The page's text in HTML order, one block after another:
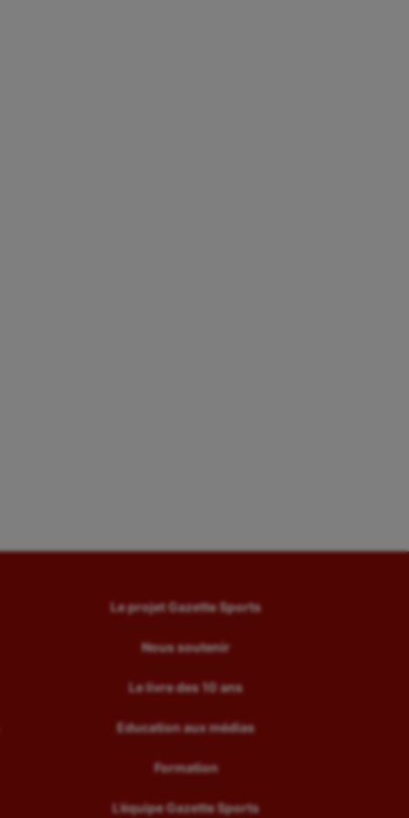
Le projet Gazette Sports
Nous soutenir
Le livre des 10 ans
Education aux médias
Formation
L’équipe Gazette Sports